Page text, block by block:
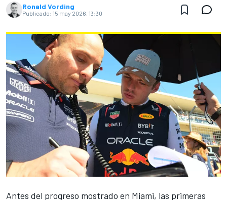
Ronald Vording
Publicado: 15 may 2026, 13:30
Antes del progreso mostrado en Miami, las primeras